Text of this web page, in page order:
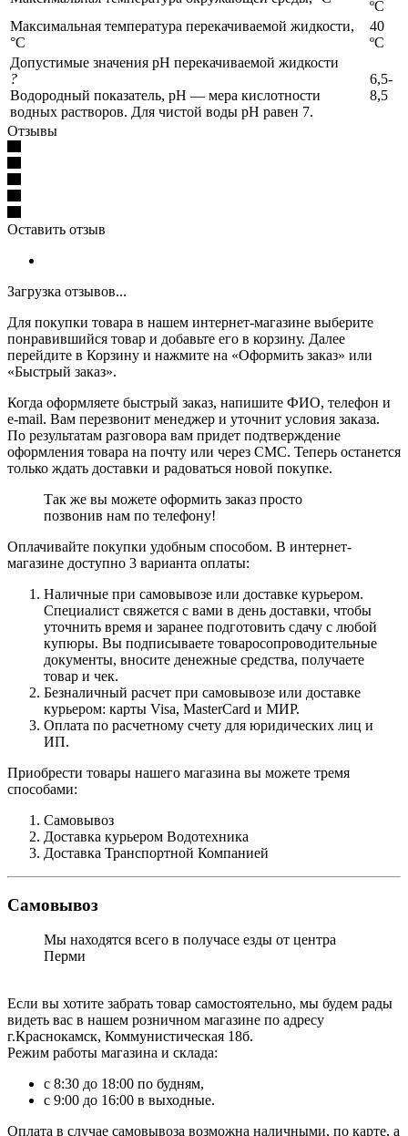
ºС
Максимальная температура перекачиваемой жидкости,
°C
40
ºС
Допустимые значения pH перекачиваемой жидкости
?
Водородный показатель, pH — мера кислотности
водных растворов. Для чистой воды pH равен 7.
6,5-
8,5
Отзывы
Оставить отзыв
Загрузка отзывов...
Для покупки товара в нашем интернет-магазине выберите
понравившийся товар и добавьте его в корзину. Далее
перейдите в Корзину и нажмите на «Оформить заказ» или
«Быстрый заказ».
Когда оформляете быстрый заказ, напишите ФИО, телефон и
e-mail. Вам перезвонит менеджер и уточнит условия заказа.
По результатам разговора вам придет подтверждение
оформления товара на почту или через СМС. Теперь останется
только ждать доставки и радоваться новой покупке.
Так же вы можете оформить заказ просто
позвонив нам по телефону!
Оплачивайте покупки удобным способом. В интернет-
магазине доступно 3 варианта оплаты:
Наличные при самовывозе или доставке курьером.
Специалист свяжется с вами в день доставки, чтобы
уточнить время и заранее подготовить сдачу с любой
купюры. Вы подписываете товаросопроводительные
документы, вносите денежные средства, получаете
товар и чек.
Безналичный расчет при самовывозе или доставке
курьером: карты Visa, MasterCard и МИР.
Оплата по расчетному счету для юридических лиц и
ИП.
Приобрести товары нашего магазина вы можете тремя
способами:
Самовывоз
Доставка курьером Водотехника
Доставка Транспортной Компанией
Самовывоз
Мы находятся всего в получасе езды от центра
Перми
Если вы хотите забрать товар самостоятельно, мы будем рады
видеть вас в нашем розничном магазине по адресу
г.Краснокамск, Коммунистическая 18б.
Режим работы магазина и склада:
с 8:30 до 18:00 по будням,
с 9:00 до 16:00 в выходные.
Оплата в случае самовывоза возможна наличными, по карте, а